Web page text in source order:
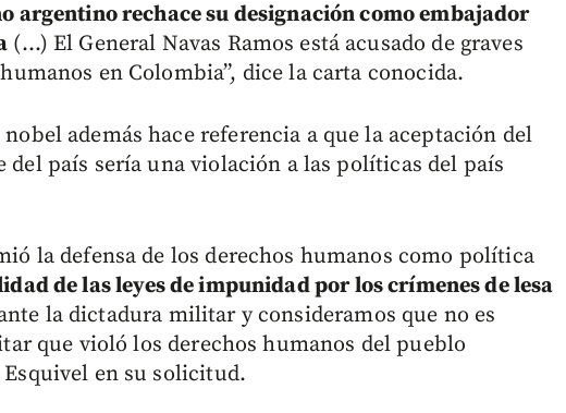
argentino rechace su designación como embajador
(…) El General Navas Ramos está acusado de graves
en Colombia”, dice la carta conocida.
además hace referencia a que la aceptación del
del país sería una violación a las políticas del país
la defensa de los derechos humanos como política
de las leyes de impunidad por los crímenes de lesa
la dictadura militar y consideramos que no es
que violó los derechos humanos del pueblo
en su solicitud.